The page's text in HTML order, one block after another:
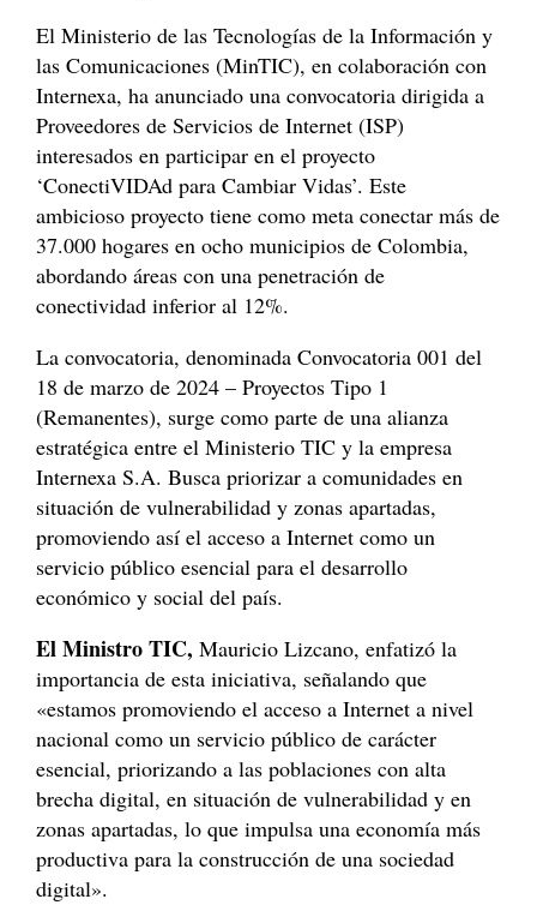
El Ministerio de las Tecnologías de la Información y
las Comunicaciones (MinTIC), en colaboración con
Internexa, ha anunciado una convocatoria dirigida a
Proveedores de Servicios de Internet (ISP)
interesados en participar en el proyecto
‘ConectiVIDAd para Cambiar Vidas’. Este
ambicioso proyecto tiene como meta conectar más de
37.000 hogares en ocho municipios de Colombia,
abordando áreas con una penetración de
conectividad inferior al 12%.
La convocatoria, denominada Convocatoria 001 del
18 de marzo de 2024 – Proyectos Tipo 1
(Remanentes), surge como parte de una alianza
estratégica entre el Ministerio TIC y la empresa
Internexa S.A. Busca priorizar a comunidades en
situación de vulnerabilidad y zonas apartadas,
promoviendo así el acceso a Internet como un
servicio público esencial para el desarrollo
económico y social del país.
El Ministro TIC, Mauricio Lizcano, enfatizó la
importancia de esta iniciativa, señalando que
«estamos promoviendo el acceso a Internet a nivel
nacional como un servicio público de carácter
esencial, priorizando a las poblaciones con alta
brecha digital, en situación de vulnerabilidad y en
zonas apartadas, lo que impulsa una economía más
productiva para la construcción de una sociedad
digital».